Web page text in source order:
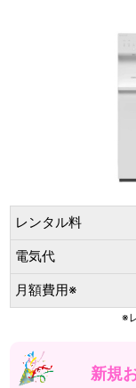
レンタル料
電気代
月額費用※
※
新規